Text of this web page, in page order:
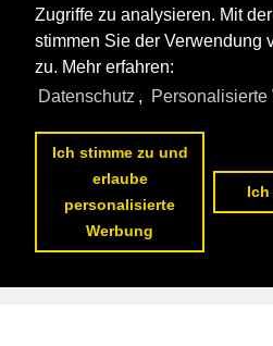
Zugriffe zu analysieren. Mit
stimmen Sie der Verwendung
zu. Mehr erfahren:
Datenschutz , Personalisierte
Ich stimme zu und
erlaube
personalisierte
Werbung
Ich